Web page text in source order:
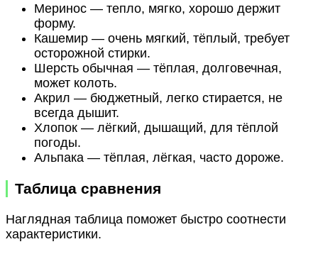
Меринос — тепло, мягко, хорошо держит
форму.
Кашемир — очень мягкий, тёплый, требует
осторожной стирки.
Шерсть обычная — тёплая, долговечная,
может колоть.
Акрил — бюджетный, легко стирается, не
всегда дышит.
Хлопок — лёгкий, дышащий, для тёплой
погоды.
Альпака — тёплая, лёгкая, часто дороже.
Таблица сравнения
Наглядная таблица поможет быстро соотнести
характеристики.